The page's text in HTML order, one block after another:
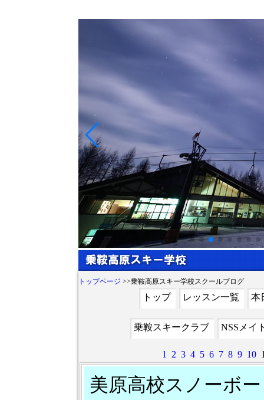
トップページ >>乗鞍高原スキー学校スクールブログ
トップ レッスン一覧 本
乗鞍スキークラブ NSSメイ
1 2 3 4 5 6 7 8 9 10
美原高校スノーボ